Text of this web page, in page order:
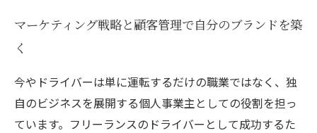
マーケティング戦略と顧客管理で自分のブランドを築
く
今やドライバーは単に運転するだけの職業ではなく、独
自のビジネスを展開する個人事業主としての役割を担っ
ています。フリーランスのドライバーとして成功するた